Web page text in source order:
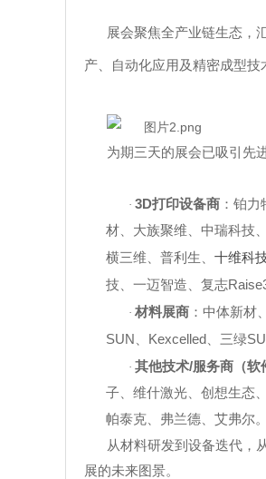
展会聚焦全产业链生态，
产、自动化应用及精密成型技
为期三天的展会已吸引先
· 3D打印设备商 ：铂
材、 大族聚维 、中瑞科技
横三维 、普利生、 十维科
技、 一迈智造 复志Rais
· 材料展商 ：中体新材
SUN
Kexcelled 、三绿S
· 其他技术/服务商（软
子
维什激光
创想生态
帕泰克、弗兰德、艾弗尔。
从材料研发到设备迭代，
展的未来图景。